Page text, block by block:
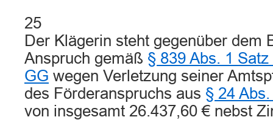
25
Der Klägerin steht gegenüber dem
Anspruch gemäß § 839 Abs. 1
GG wegen Verletzung seiner
des Förderanspruchs aus § 24
von insgesamt 26.437,60 € nebst